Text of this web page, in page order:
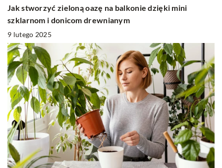
Jak stworzyć zieloną oazę na balkonie dzięki mini
szklarnom i donicom drewnianym
9 lutego 2025